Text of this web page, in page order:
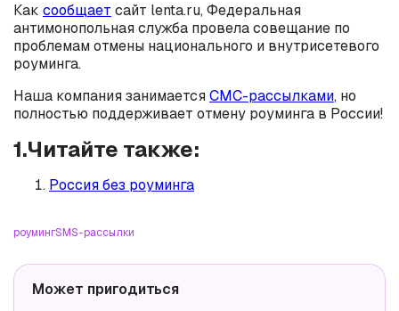
Как сообщает сайт lenta.ru, Федеральная
антимонопольная служба провела совещание по
проблемам отмены национального и внутрисетевого
роуминга.
Наша компания занимаетсяСМС-рассылками, но
полностью поддерживает отмену роуминга в России!
1.Читайте также:
Россия без роуминга
роумингSMS-рассылки
Может пригодиться